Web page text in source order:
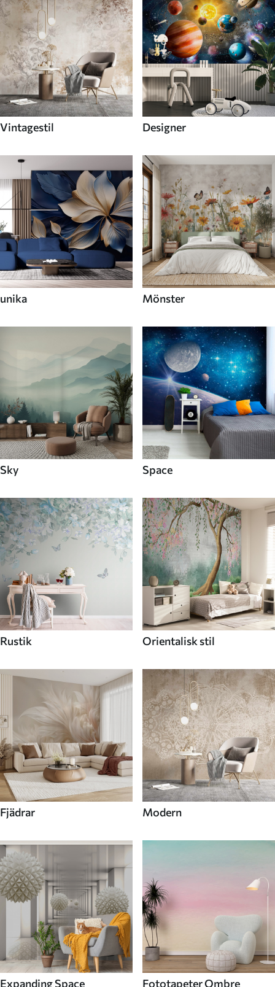
Vintagestil Designer
unika Mönster
Sky Space
Rustik Orientalisk stil
Fjädrar Modern
Expanding Space Fototapeter Ombre